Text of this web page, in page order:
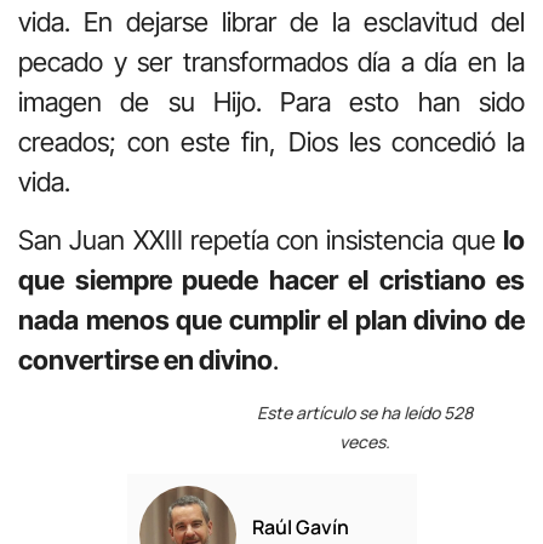
vida. En dejarse librar de la esclavitud del
pecado y ser transformados día a día en la
imagen de su Hijo. Para esto han sido
creados; con este fin, Dios les concedió la
vida.
San Juan XXIII repetía con insistencia que lo
que siempre puede hacer el cristiano es
nada menos que cumplir el plan divino de
convertirse en divino.
Este artículo se ha leído 528
veces.
Raúl Gavín